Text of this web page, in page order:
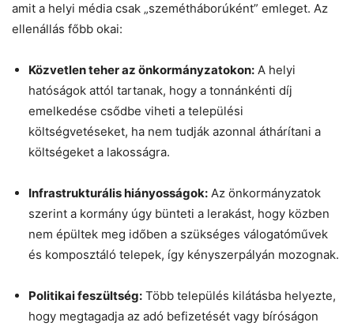
amit a helyi média csak „szemétháborúként” emleget. Az
ellenállás főbb okai:
Közvetlen teher az önkormányzatokon: A helyi
hatóságok attól tartanak, hogy a tonnánkénti díj
emelkedése csődbe viheti a települési
költségvetéseket, ha nem tudják azonnal áthárítani a
költségeket a lakosságra.
Infrastrukturális hiányosságok: Az önkormányzatok
szerint a kormány úgy bünteti a lerakást, hogy közben
nem épültek meg időben a szükséges válogatóművek
és komposztáló telepek, így kényszerpályán mozognak.
Politikai feszültség: Több település kilátásba helyezte,
hogy megtagadja az adó befizetését vagy bíróságon